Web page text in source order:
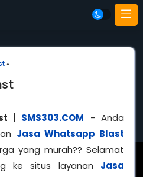
»
| SMS303.COM - Anda
Jasa Whatsapp Blast
yang murah?? Selamat
ke situs layanan Jasa